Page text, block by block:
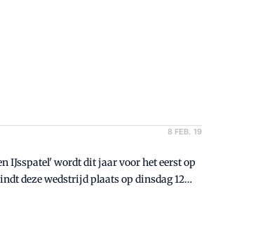
8 FEB. 19
IJsspatel' wordt dit jaar voor het eerst op
deze wedstrijd plaats op dinsdag 12